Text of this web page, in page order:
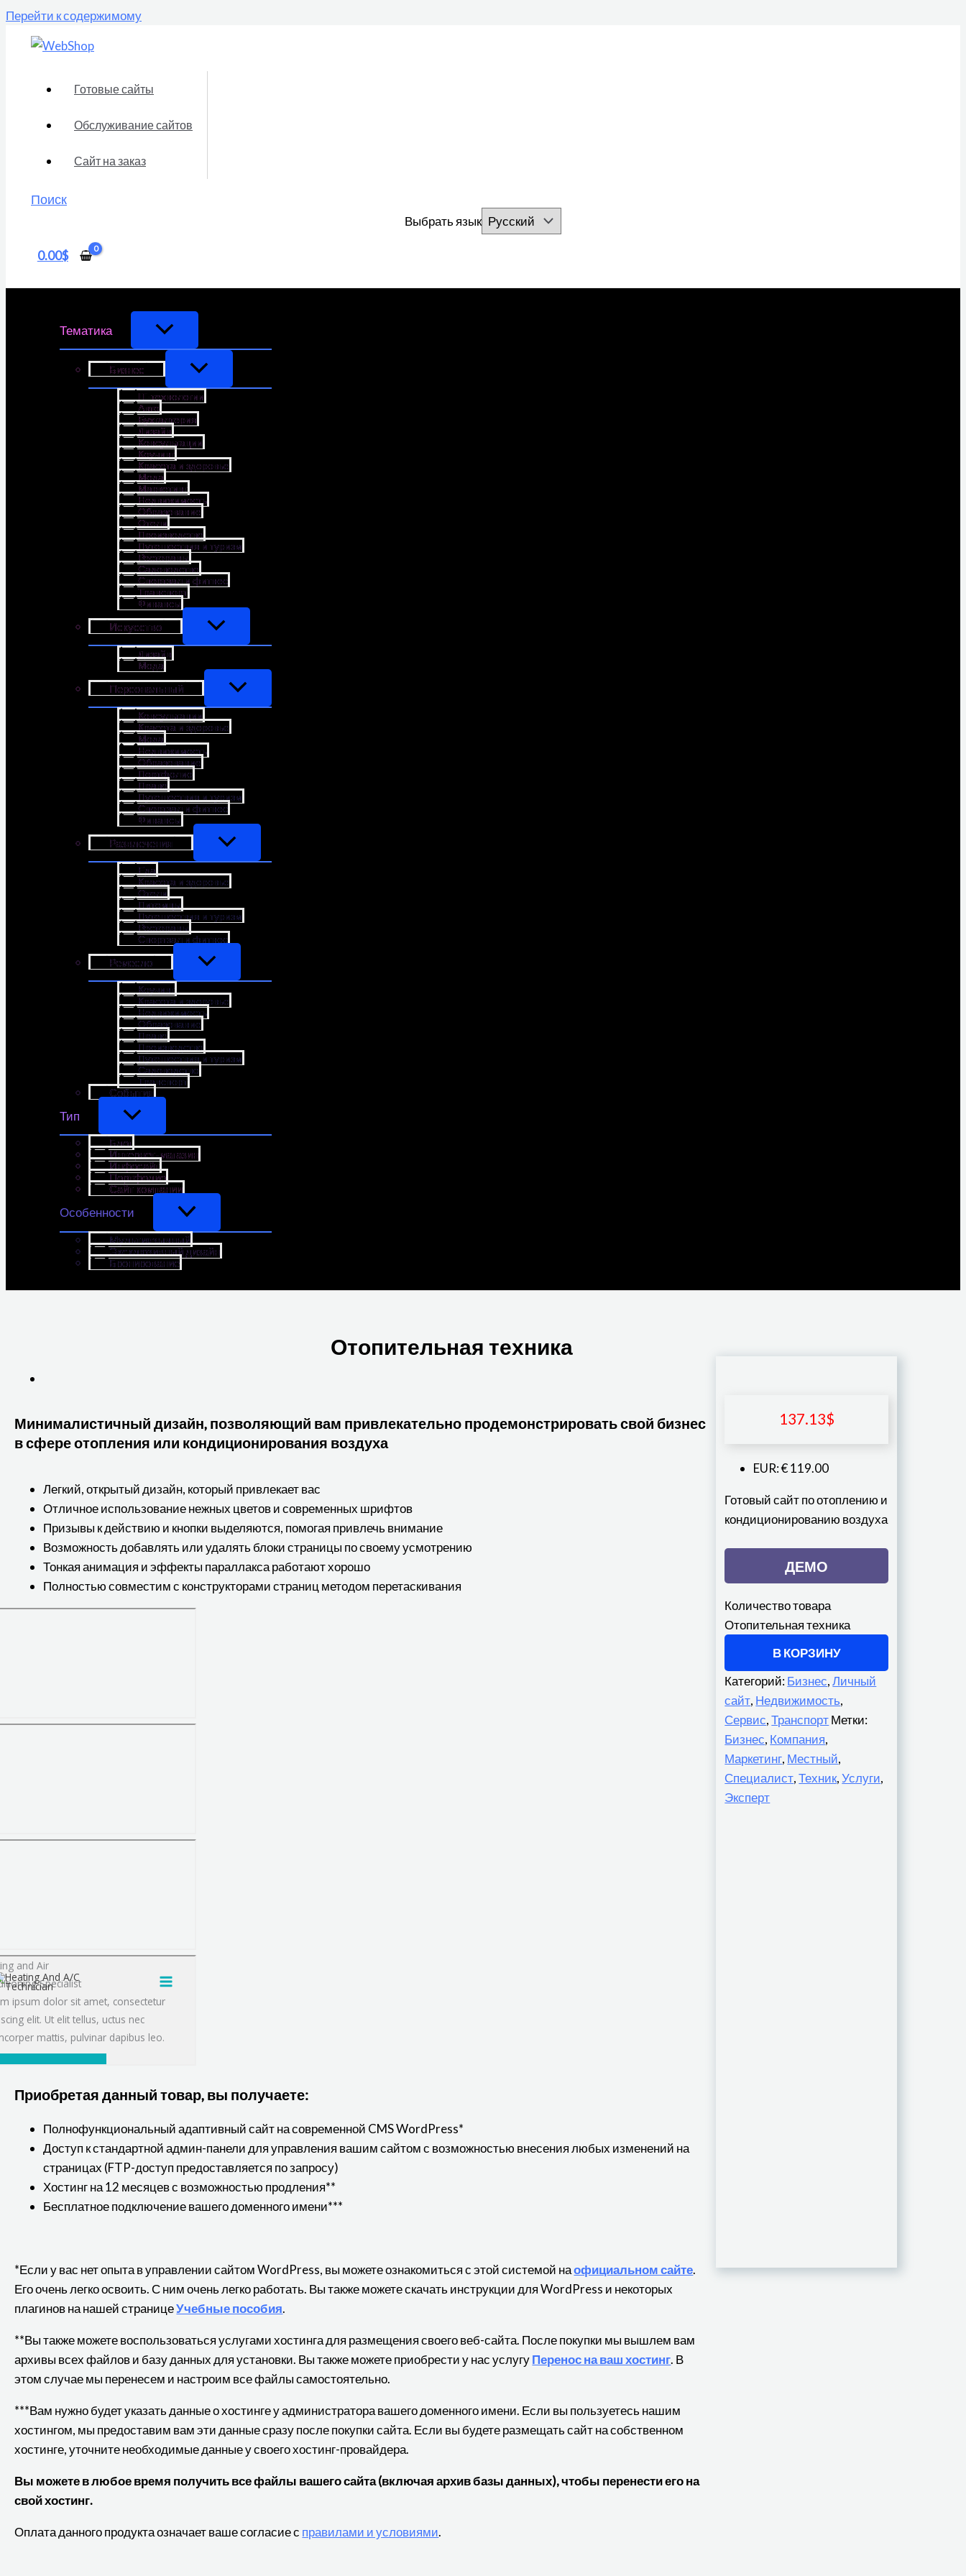
Перейти к содержимому
Готовые сайты
Обслуживание сайтов
Сайт на заказ
Поиск
Выбрать язык
0.00$
Тематика
Бизнес
IT-технологии
Авто
Бухгалтерия
Дизайн
Консультации
Коучинг
Красота и здоровье
Мода
Маркетинг
Недвижимость
Образование
Отели
Производство
Путешествия и туризм
Рестораны
Садоводство
Спортзал и фитнес
Транспорт
Финансы
Искусство
Дизайн
Мода
Персональный
Консультации
Красота и здоровье
Мода
Недвижимость
Образование
Портфолио
Право
Путешествия и туризм
Спортзал и фитнес
Финансы
Развлечения
Еда
Красота и здоровье
Отели
Питомцы
Путешествия и туризм
Рестораны
Спортзал и фитнес
Ремесло
Коучинг
Красота и здоровье
Недвижимость
Образование
Право
Производство
Путешествия и туризм
Садоводство
Транспорт
События
Тип
Блог
Интернет-магазин
Инфосайт
Портфолио
Сайт компании
Особенности
Мультиязычный
Эксклюзивный дизайн
Бронирование
Отопительная техника
137.13$
EUR:€ 119.00
Готовый сайт по отоплению и
кондиционированию воздуха
ДЕМО
Количество товара
Отопительная техника
В КОРЗИНУ
Категорий:Бизнес,Личный
сайт, Недвижимость,
Сервис,ТранспортМетки:
Бизнес, Компания,
Маркетинг, Местный,
Специалист,Техник,Услуги,
Эксперт
Минималистичный дизайн, позволяющий вам привлекательно продемонстрировать свой бизнес
в сфере отопления или кондиционирования воздуха
Легкий, открытый дизайн, который привлекает вас
Отличное использование нежных цветов и современных шрифтов
Призывы к действию и кнопки выделяются, помогая привлечь внимание
Возможность добавлять или удалять блоки страницы по своему усмотрению
Тонкая анимация и эффекты параллакса работают хорошо
Полностью совместим с конструкторами страниц методом перетаскивания
Приобретая данный товар, вы получаете:
Полнофункциональный адаптивный сайт на современной CMS WordPress*
Доступ к стандартной админ-панели для управления вашим сайтом с возможностью внесения любых изменений на
страницах (FTP-доступ предоставляется по запросу)
Хостинг на 12 месяцев с возможностью продления**
Бесплатное подключение вашего доменного имени***
*Если у вас нет опыта в управлении сайтом WordPress, вы можете ознакомиться с этой системой наофициальном сайте.
Его очень легко освоить. С ним очень легко работать. Вы также можете скачать инструкции для WordPress и некоторых
плагинов на нашей страницеУчебные пособия.
**Вы также можете воспользоваться услугами хостинга для размещения своего веб-сайта. После покупки мы вышлем вам
архивы всех файлов и базу данных для установки. Вы также можете приобрести у нас услугуПеренос на ваш хостинг. В
этом случае мы перенесем и настроим все файлы самостоятельно.
***Вам нужно будет указать данные о хостинге у администратора вашего доменного имени. Если вы пользуетесь нашим
хостингом, мы предоставим вам эти данные сразу после покупки сайта. Если вы будете размещать сайт на собственном
хостинге, уточните необходимые данные у своего хостинг-провайдера.
Вы можете в любое время получить все файлы вашего сайта (включая архив базы данных), чтобы перенести его на
свой хостинг.
Оплата данного продукта означает ваше согласие с правилами и условиями.